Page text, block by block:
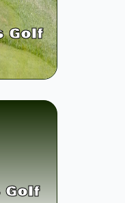
Golf
Golf